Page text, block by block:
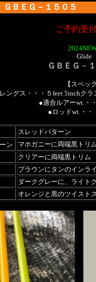
ＧＢＥＧ－１５０
ご予約受
Glide
ＧＢＥＧ－
【スペッ
ングス・・・５feet 5inch
●適合ルアーwt.・
●ロッドwt.・・
スレッドパターン
ン
マホガニーに両端黒トリ
クリアーに両端黒トリム
ブラウンにタンのインラ
ダークグレーに、ライト
オレンジと黒のツイスト